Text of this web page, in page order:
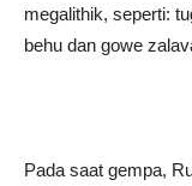
megalithik, seperti:
behu dan gowe
Pada saat gempa,